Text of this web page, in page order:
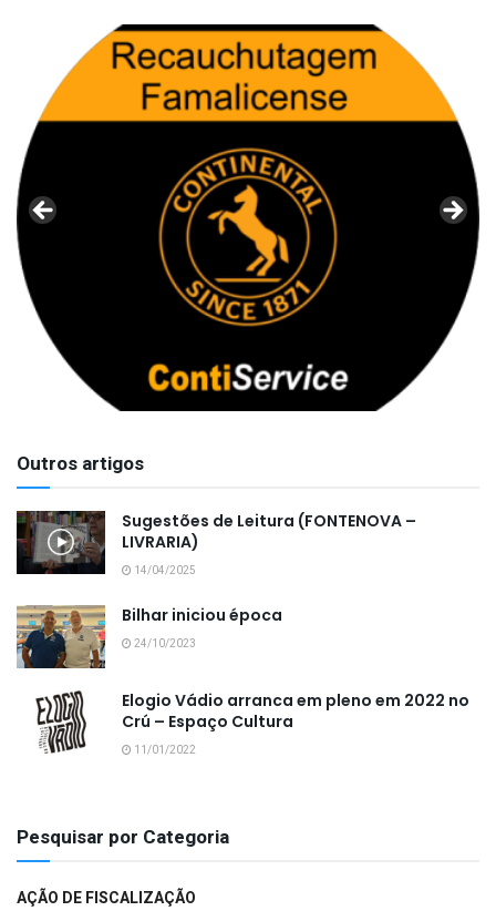
Outros artigos
Sugestões de Leitura (FONTENOVA –
LIVRARIA)
14/04/2025
Bilhar iniciou época
24/10/2023
Elogio Vádio arranca em pleno em 2022 no
Crú – Espaço Cultura
11/01/2022
Pesquisar por Categoria
AÇÃO DE FISCALIZAÇÃO